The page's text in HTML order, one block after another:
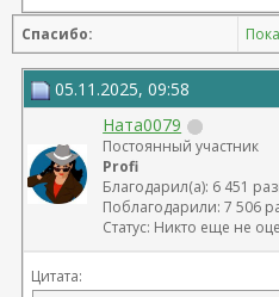
surgeon.ru/
Круговая блефаропластика,
Н.А.- Не рекомендую.
Спасибо:
05.11.2025, 09:58
Ната0079
Постоянный участник
Profi
Благодарил(а): 6 451
Поблагодарили: 7 506
Статус: Никто еще не
Цитата: